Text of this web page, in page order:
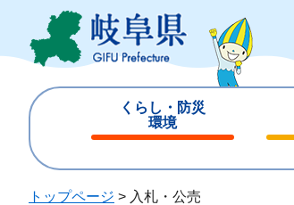
ジ
ュ
くらし・防災
環境
じ
じ
トップページ > 入札・公売